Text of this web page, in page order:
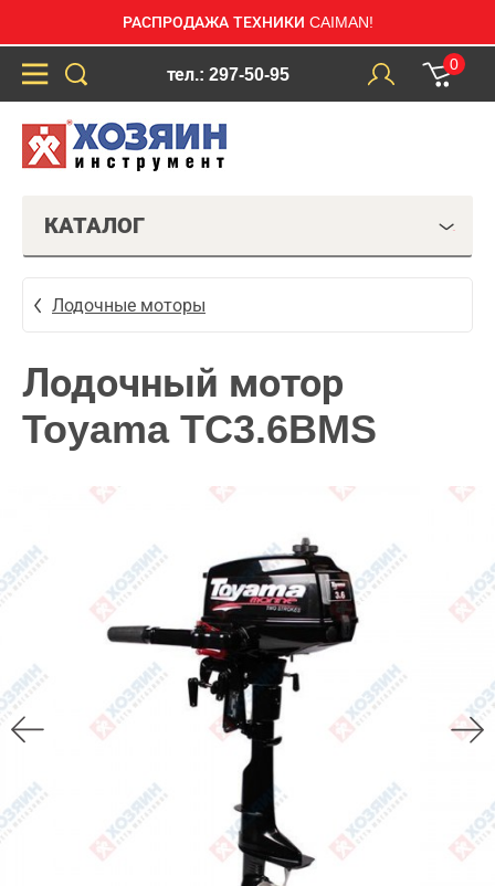
РАСПРОДАЖА ТЕХНИКИ CAIMAN!
тел.: 297-50-95
0
КАТАЛОГ
Лодочные моторы
Лодочный мотор
Toyama TC3.6BMS